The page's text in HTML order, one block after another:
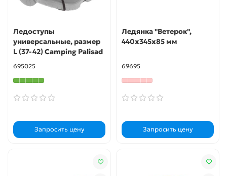
Ледоступы
универсальные, размер
L (37-42) Camping Palisad
695025
Запросить цену
Ледянка "Ветерок",
440х345х85 мм
69695
Запросить цену